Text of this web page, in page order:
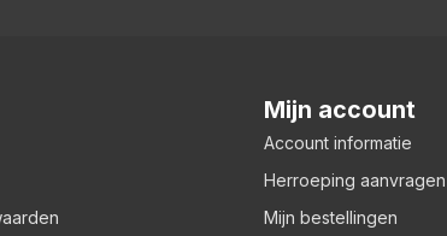
Mijn account
Account informatie
Herroeping aanvragen
Mijn bestellingen